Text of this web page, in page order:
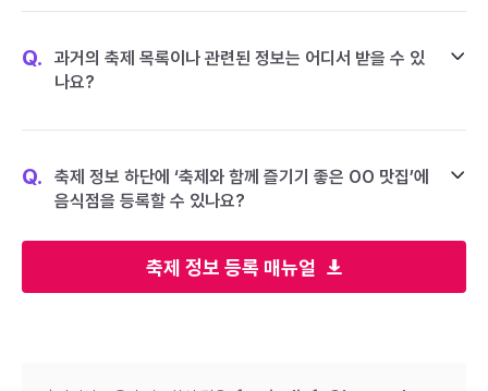
축제 정보 등록 매뉴얼
Q.
과거의 축제 목록이나 관련된 정보는 어디서 받을 수 있
나요?
Q.
축제 정보 하단에 ‘축제와 함께 즐기기 좋은 OO 맛집’에
음식점을 등록할 수 있나요?